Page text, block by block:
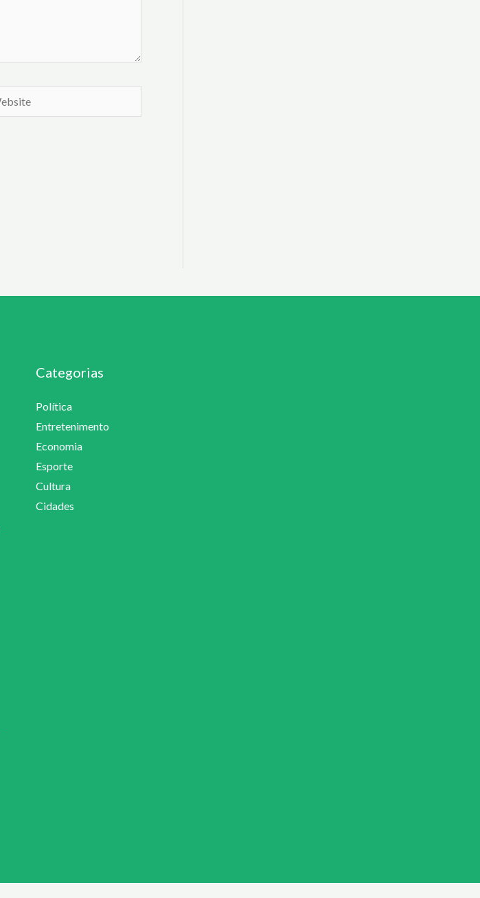
Categorias
Política
Entretenimento
Economia
Esporte
Cultura
Cidades